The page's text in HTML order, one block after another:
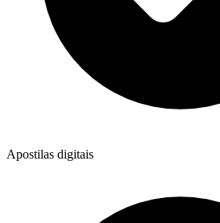
Apostilas digitais